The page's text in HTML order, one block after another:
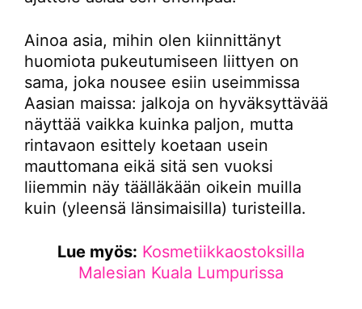
Ainoa asia, mihin olen kiinnittänyt
huomiota pukeutumiseen liittyen on
sama, joka nousee esiin useimmissa
Aasian maissa: jalkoja on hyväksyttävää
näyttää vaikka kuinka paljon, mutta
rintavaon esittely koetaan usein
mauttomana eikä sitä sen vuoksi
liiemmin näy täälläkään oikein muilla
kuin (yleensä länsimaisilla) turisteilla.
Lue myös: Kosmetiikkaostoksilla
Malesian Kuala Lumpurissa